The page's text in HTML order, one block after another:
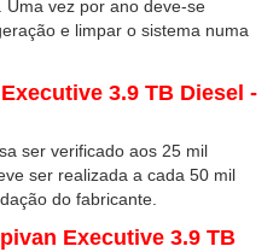
vez por ano deve-se
e limpar o sistema numa
3.9 TB Diesel -
ser verificado aos 25 mil
ser realizada a cada 50 mil
do fabricante.
Executive 3.9 TB